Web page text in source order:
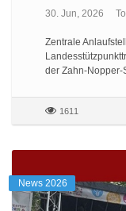
30. Jun, 2026
Zentrale
der Zahn-
1611
News 2026